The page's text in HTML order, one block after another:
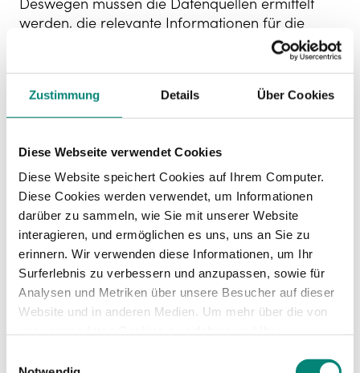
Zustimmung Details Über Cookies
Diese Webseite verwendet Cookies
Diese Website speichert Cookies auf Ihrem Computer.
Diese Cookies werden verwendet, um Informationen
darüber zu sammeln, wie Sie mit unserer Website
interagieren, und ermöglichen es uns, uns an Sie zu
erinnern. Wir verwenden diese Informationen, um Ihr
Surferlebnis zu verbessern und anzupassen, sowie für
Analysen und Metriken über unsere Besucher auf dieser
Website und in anderen Medien. Um mehr über die von
Datenschutzerklärung
werden, die relevante Informationen für die
Analyse und zur Beantwortung der Fragestellung
4. Statistische Verfahren:Die Berechnung der
gewünschtenMetrikenerfolgt mithilfe
5. Automatisierung: Der letzte Schritt umfasst
die Automatisierung des gesamten Prozesses,
von der Datenerhebung bis zur Berechnung der
Kennzahlen.
Wichtige KPIs für
HR-Analytics